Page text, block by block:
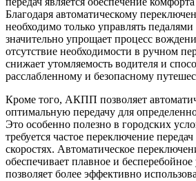
Благодаря автоматическому
необходимо только управлять педалями
значительно упрощает процесс
отсутствие необходимости в ручном
снижает утомляемость водителя и
расслабленному и безопасному
Кроме того, АКПП позволяет
оптимальную передачу для
Это особенно полезно в городских
требуется частое переключение
скоростях. Автоматическое
обеспечивает плавное и
позволяет более эффективно